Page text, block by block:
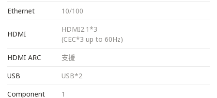
Ethernet
10/100
HDMI
HDMI2.1*3
(CEC*3 up to 60Hz)
HDMI ARC
支援
USB
USB*2
Component
1